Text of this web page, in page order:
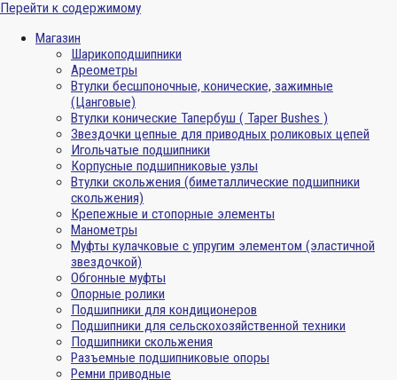
Перейти к содержимому
Магазин
Шарикоподшипники
Ареометры
Втулки бесшпоночные, конические, зажимные
(Цанговые)
Втулки конические Тапербуш ( Taper Bushes )
Звездочки цепные для приводных роликовых цепей
Игольчатые подшипники
Корпусные подшипниковые узлы
Втулки скольжения (биметаллические подшипники
скольжения)
Крепежные и стопорные элементы
Манометры
Муфты кулачковые с упругим элементом (эластичной
звездочкой)
Обгонные муфты
Опорные ролики
Подшипники для кондиционеров
Подшипники для сельскохозяйственной техники
Подшипники скольжения
Разъемные подшипниковые опоры
Ремни приводные